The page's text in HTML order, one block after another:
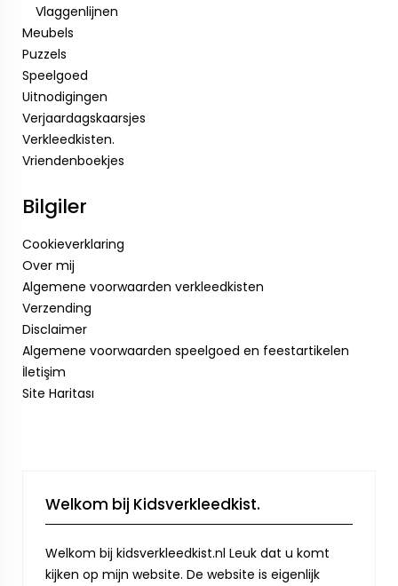
Vlaggenlijnen
Meubels
Puzzels
Speelgoed
Uitnodigingen
Verjaardagskaarsjes
Verkleedkisten.
Vriendenboekjes
Bilgiler
Cookieverklaring
Over mij
Algemene voorwaarden verkleedkisten
Verzending
Disclaimer
Algemene voorwaarden speelgoed en feestartikelen
İletişim
Site Haritası
Welkom bij Kidsverkleedkist.
Welkom bij kidsverkleedkist.nl Leuk dat u komt
kijken op mijn website. De website is eigenlijk